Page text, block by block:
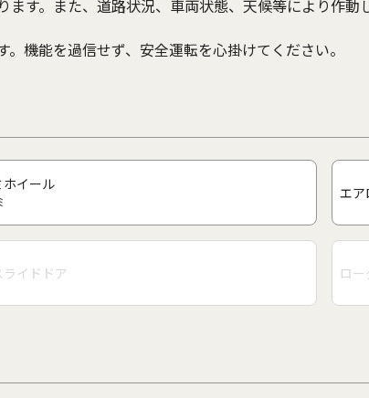
す。また、道路状況、車両状態、天候等により作
機能を過信せず、安全運転を心掛けてください。
ホイール エア
イドドア ロ